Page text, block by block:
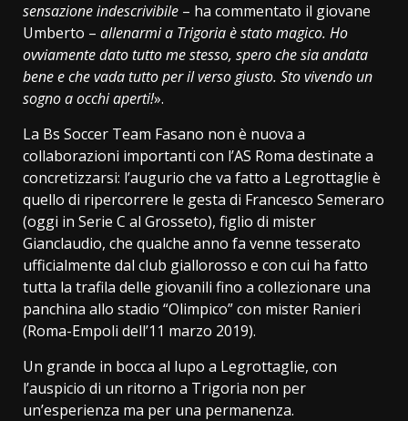
sensazione indescrivibile – ha commentato il giovane
Umberto – allenarmi a Trigoria è stato magico. Ho
ovviamente dato tutto me stesso, spero che sia andata
bene e che vada tutto per il verso giusto. Sto vivendo un
sogno a occhi aperti!».
La Bs Soccer Team Fasano non è nuova a
collaborazioni importanti con l’AS Roma destinate a
concretizzarsi: l’augurio che va fatto a Legrottaglie è
quello di ripercorrere le gesta di Francesco Semeraro
(oggi in Serie C al Grosseto), figlio di mister
Gianclaudio, che qualche anno fa venne tesserato
ufficialmente dal club giallorosso e con cui ha fatto
tutta la trafila delle giovanili fino a collezionare una
panchina allo stadio “Olimpico” con mister Ranieri
(Roma-Empoli dell’11 marzo 2019).
Un grande in bocca al lupo a Legrottaglie, con
l’auspicio di un ritorno a Trigoria non per
un’esperienza ma per una permanenza.